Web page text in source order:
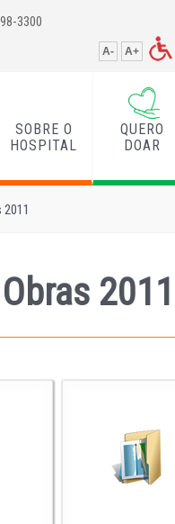
3300
A- A+
SOBRE O
HOSPITAL
QUERO
DOAR
2011
2011